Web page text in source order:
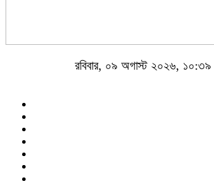
রবিবার, ০৯ অগাস্ট ২০২৬, ১০:৩৯